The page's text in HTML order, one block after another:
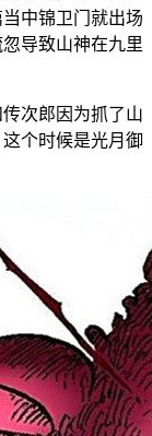
中锦卫门就出场
导致山神在九里
次郎因为抓了山
个时候是光月御